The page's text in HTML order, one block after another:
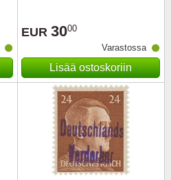
EUR 3000
Varastossa
Lisää ostoskoriin